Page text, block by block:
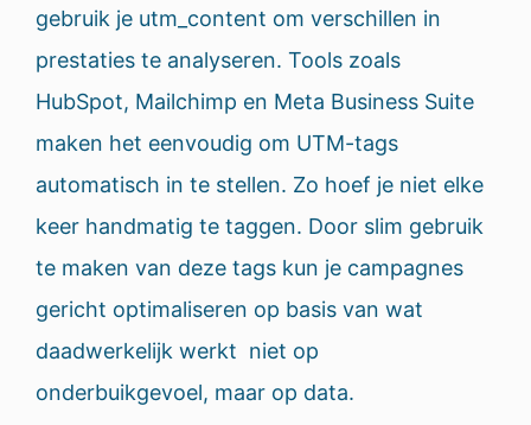
gebruik je utm_content om verschillen in
prestaties te analyseren. Tools zoals
HubSpot, Mailchimp en Meta Business Suite
maken het eenvoudig om UTM-tags
automatisch in te stellen. Zo hoef je niet elke
keer handmatig te taggen. Door slim gebruik
te maken van deze tags kun je campagnes
gericht optimaliseren op basis van wat
daadwerkelijk werkt niet op
onderbuikgevoel, maar op data.